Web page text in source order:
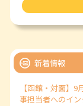
新着情報
【函館・対面】
事担当者へのイ